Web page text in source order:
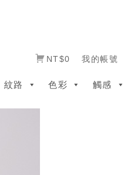
NT$0 我的帳號
紋路 色彩 觸感